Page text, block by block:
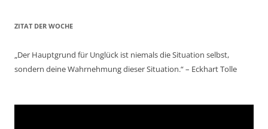
ZITAT DER WOCHE
„Der Hauptgrund für Unglück ist niemals die Situation selbst,
sondern deine Wahrnehmung dieser Situation.“ – Eckhart Tolle